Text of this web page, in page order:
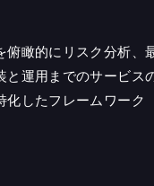
俯瞰的にリスク分析、
と運用までのサービス
化したフレームワーク